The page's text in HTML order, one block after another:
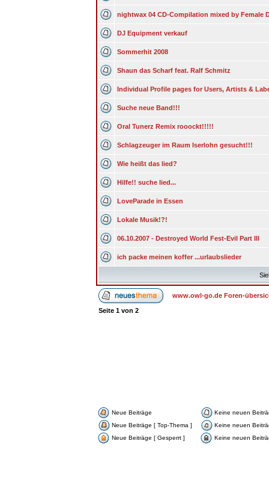
nightwax 04 CD-Compilation mixed by Female
DJ Equipment verkauf
Sommerhit 2008
Shaun das Scharf feat. Ralf Schmitz
Individual Profile pages for Users, Artists &
Suche neue Band!!!
Oral Tunerz Remix rooockt!!!!!
Schlagzeuger im Raum Iserlohn gesucht!!!
Wie heißt das lied?
Hilfe!! suche lied...
LoveParade in Essen
Lokale Musik!?!
06.10.2007 - Destroyed World Fest-Evil Part III
ich packe meinen koffer ...urlaubslieder
www.owl-go.de Foren-
Seite 1 von 2
Neue Beiträge
Keine neuen
Neue Beiträge [ Top-Thema ]
Keine neuen
Neue Beiträge [ Gesperrt ]
Keine neuen